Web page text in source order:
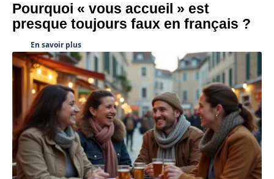
Pourquoi « vous accueil » est
presque toujours faux en français ?
En savoir plus